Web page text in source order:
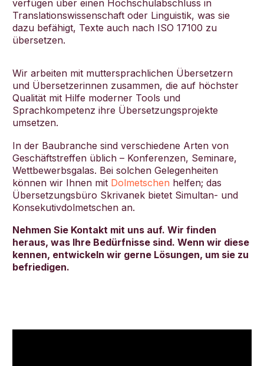
verfügen über einen Hochschulabschluss in
Translationswissenschaft oder Linguistik, was sie
dazu befähigt, Texte auch nach ISO 17100 zu
übersetzen.
Wir arbeiten mit muttersprachlichen Übersetzern
und Übersetzerinnen zusammen, die auf höchster
Qualität mit Hilfe moderner Tools und
Sprachkompetenz ihre Übersetzungsprojekte
umsetzen.
In der Baubranche sind verschiedene Arten von
Geschäftstreffen üblich – Konferenzen, Seminare,
Wettbewerbsgalas. Bei solchen Gelegenheiten
können wir Ihnen mit Dolmetschen helfen; das
Übersetzungsbüro Skrivanek bietet Simultan- und
Konsekutivdolmetschen an.
Nehmen Sie Kontakt mit uns auf. Wir finden
heraus, was Ihre Bedürfnisse sind. Wenn wir diese
kennen, entwickeln wir gerne Lösungen, um sie zu
befriedigen.